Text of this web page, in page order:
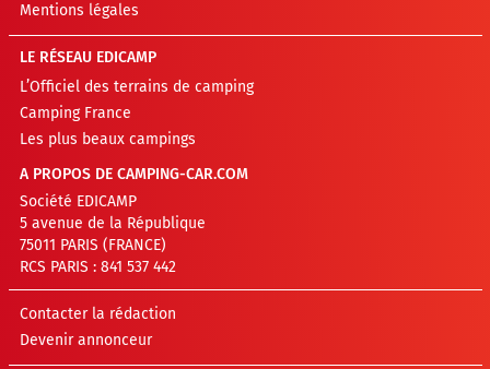
Mentions légales
LE RÉSEAU EDICAMP
L’Officiel des terrains de camping
Camping France
Les plus beaux campings
A PROPOS DE CAMPING-CAR.COM
Société EDICAMP
5 avenue de la République
75011 PARIS (FRANCE)
RCS PARIS : 841 537 442
Contacter la rédaction
Devenir annonceur